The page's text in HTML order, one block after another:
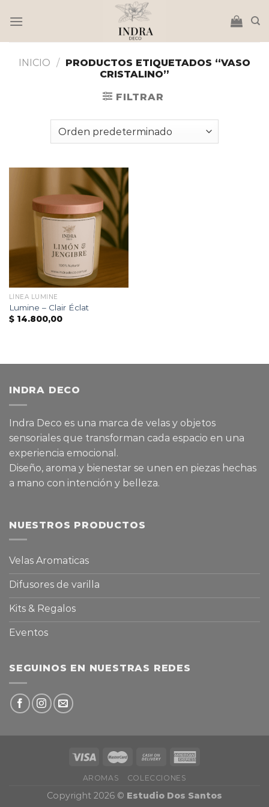
INICIO / PRODUCTOS ETIQUETADOS “VASO
CRISTALINO”
FILTRAR
LÍNEA LUMINE
Lumine – Clair Éclat
$14.800,00
INDRA DECO
Indra Deco es una marca de velas y objetos
sensoriales que transforman cada espacio en una
experiencia emocional.
Diseño, aroma y bienestar se unen en piezas hechas
a mano con intención y belleza.
NUESTROS PRODUCTOS
Velas Aromaticas
Difusores de varilla
Kits & Regalos
Eventos
SEGUINOS EN NUESTRAS REDES
AROMAS COLECCIONES
Copyright 2026 © Estudio Dos Santos